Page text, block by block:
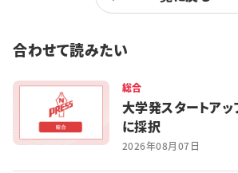
学生記者募集 お
合わせて読みたい
総合
大学発スタートア
に採択
2026年08月07日